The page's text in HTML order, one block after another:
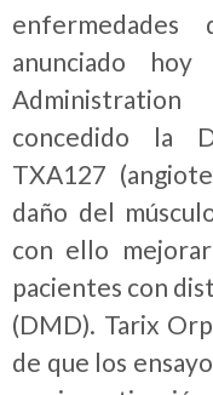
anunciado
concedido la
TXA127
daño del
con ello
pacientes con
(DMD). Tarix
de que los